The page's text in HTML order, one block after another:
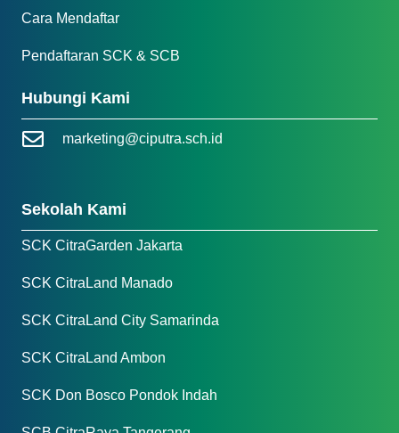
Cara Mendaftar
Pendaftaran SCK & SCB
Hubungi Kami
marketing@ciputra.sch.id
Sekolah Kami
SCK CitraGarden Jakarta
SCK CitraLand Manado
SCK CitraLand City Samarinda
SCK CitraLand Ambon
SCK Don Bosco Pondok Indah